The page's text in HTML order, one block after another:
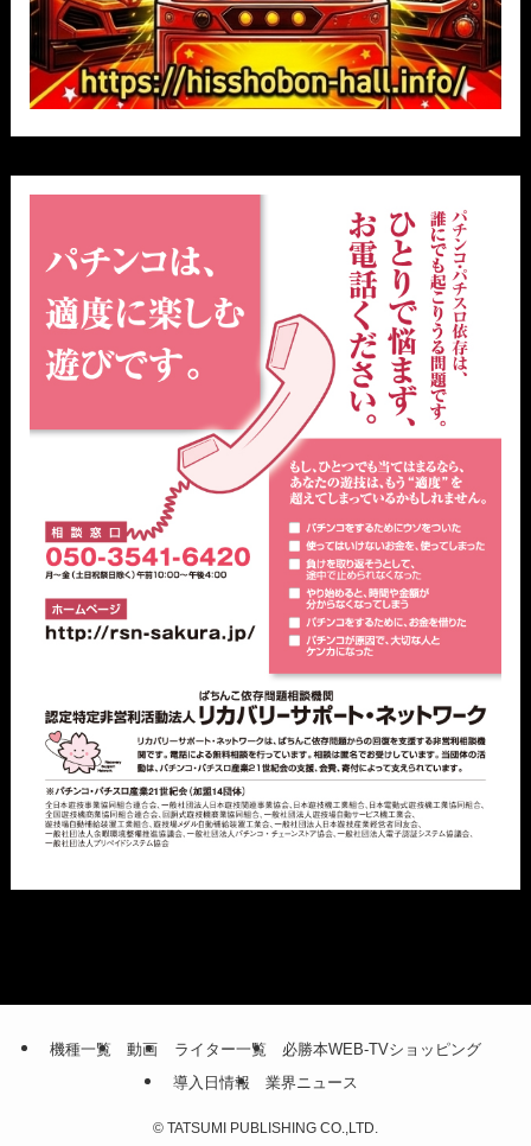
機種一覧 動画 ライター一覧
必勝本WEB-TVショッピング
導入日情報
業界ニュース
© TATSUMI PUBLISHING CO.,LTD.